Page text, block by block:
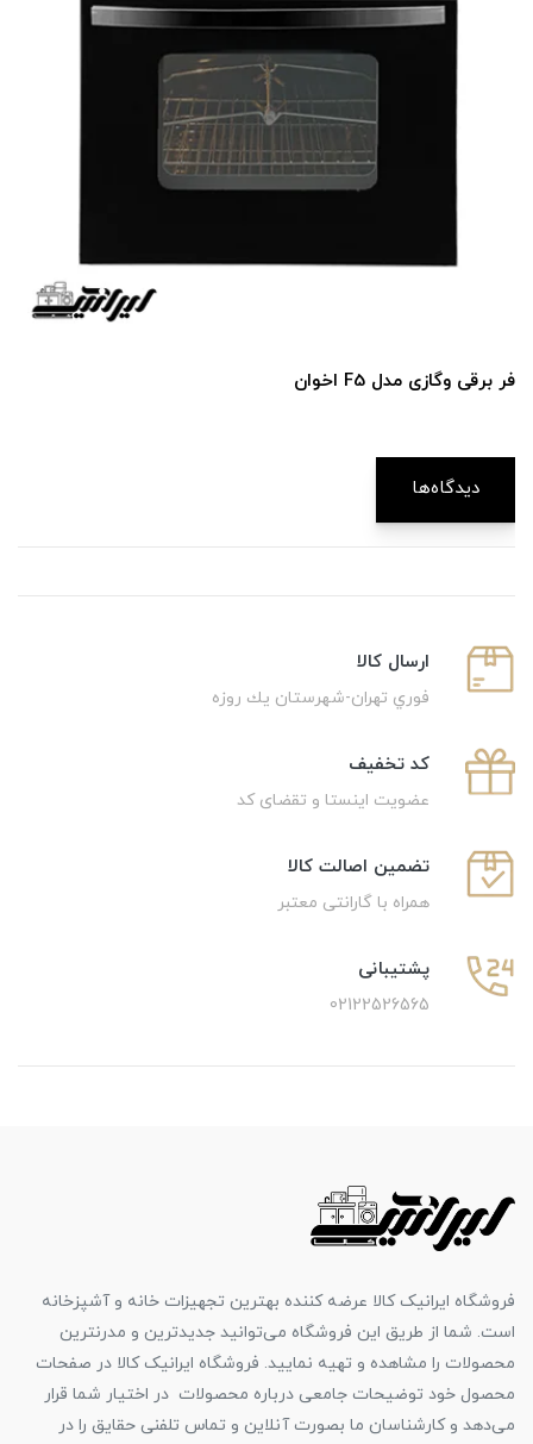
فر برقی و‌گازی مدل F5 اخوان
دیدگاه‌ها
ارسال كالا
فوري تهران-شهرستان يك روزه
كد تخفيف
عضویت اینستا و تقضای کد
تضمین اصالت کالا
همراه با گارانتی معتبر
پشتیبانی
02122526565
فروشگاه ایرانیک کالا عرضه کننده بهترین تجهیزات خانه و آشپزخانه
است. شما از طریق این فروشگاه می‌توانید جدیدترین و مدرنترین
محصولات را مشاهده و تهیه نمایید. فروشگاه ایرانیک کالا در صفحات
محصول خود توضیحات جامعی درباره محصولات در اختیار شما قرار
می‌دهد و کارشناسان ما بصورت آنلاین و تماس تلفنی حقایق را در